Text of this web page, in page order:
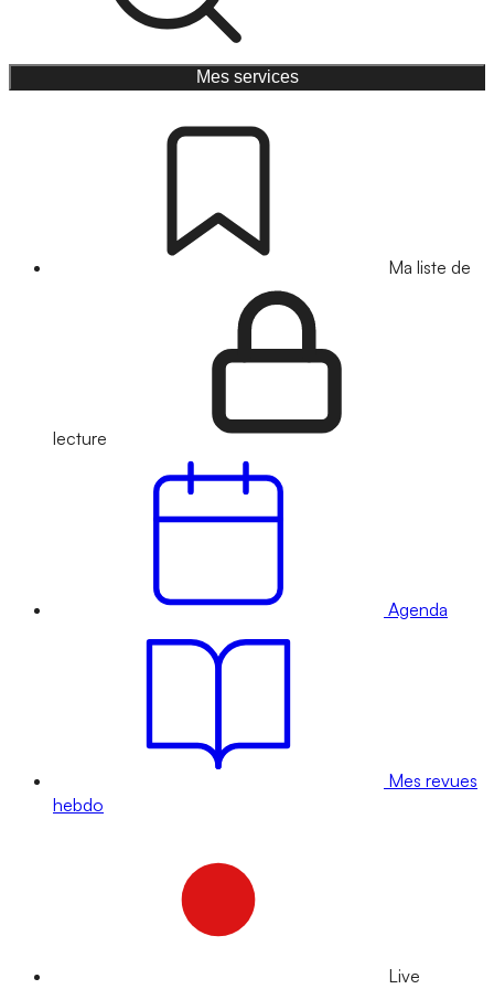
Mes services
Ma liste de
lecture
Agenda
Mes revues
hebdo
Live